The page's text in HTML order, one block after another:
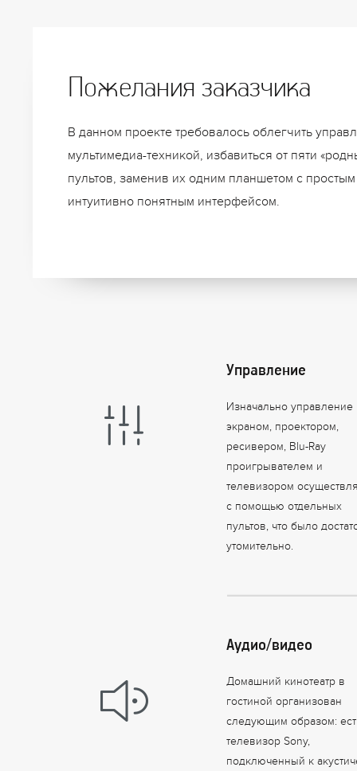
Пожелания заказчика
В данном проекте требовалось облегчить
мультимедиа-техникой, избавиться от пяти
пультов, заменив их одним планшетом с
интуитивно понятным интерфейсом.
Управление
Изначально управление
экраном, проектором,
ресивером, Blu-Ray
проигрывателем и
телевизором
с помощью отдельных
пультов, что было
утомительно.
Аудио/видео
Домашний кинотеатр в
гостиной организован
следующим образом:
телевизор Sony,
подключенный к